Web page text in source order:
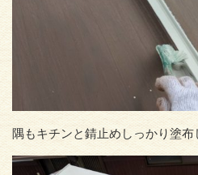
隅もキチンと錆止めしっかり塗布